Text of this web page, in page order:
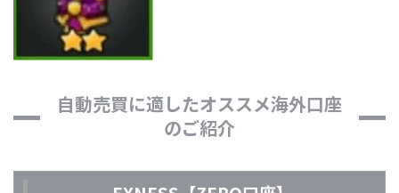
自動売買に適したオススメ海外口座
のご紹介